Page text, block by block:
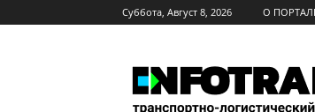
Суббота, Август 8, 2026 О